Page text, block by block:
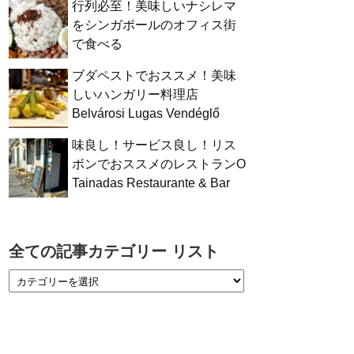
行列必至！美味しいナシレマ
をシンガポールのオフィス街
で食べる
ブダペストでおススメ！美味
しいハンガリー料理店
Belvárosi Lugas Vendéglő
味良し！サービス良し！リス
ボンでおススメのレストランO
Tainadas Restaurante & Bar
全ての記事カテゴリー リスト